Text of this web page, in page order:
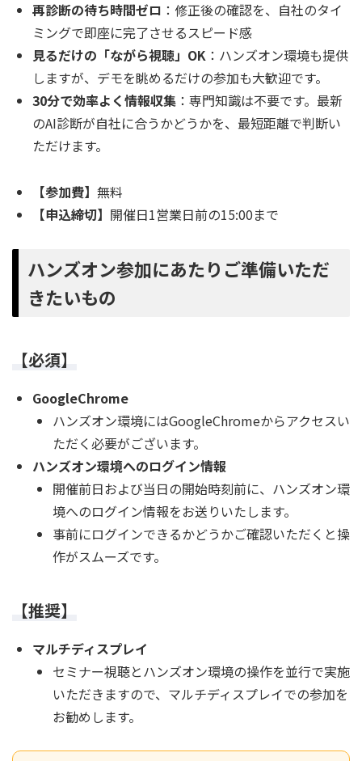
再診断の待ち時間ゼロ ：修正後の確認を、自社のタイ
ミングで即座に完了させるスピード感
見るだけの「ながら視聴」OK ：ハンズオン環境も提供
しますが、デモを眺めるだけの参加も大歓迎です。
30分で効率よく情報収集 ：専門知識は不要です。最新
のAI診断が自社に合うかどうかを、最短距離で判断い
ただけます。
【参加費】 無料
【申込締切】 開催日1営業日前の15:00まで
ハンズオン参加にあたりご準備いただ
きたいもの
【必須】
GoogleChrome
ハンズオン環境にはGoogleChromeからアクセスい
ただく必要がございます。
ハンズオン環境へのログイン情報
開催前日および当日の開始時刻前に、ハンズオン環
境へのログイン情報をお送りいたします。
事前にログインできるかどうかご確認いただくと操
作がスムーズです。
【推奨】
マルチディスプレイ
セミナー視聴とハンズオン環境の操作を並行で実施
いただきますので、マルチディスプレイでの参加を
お勧めします。